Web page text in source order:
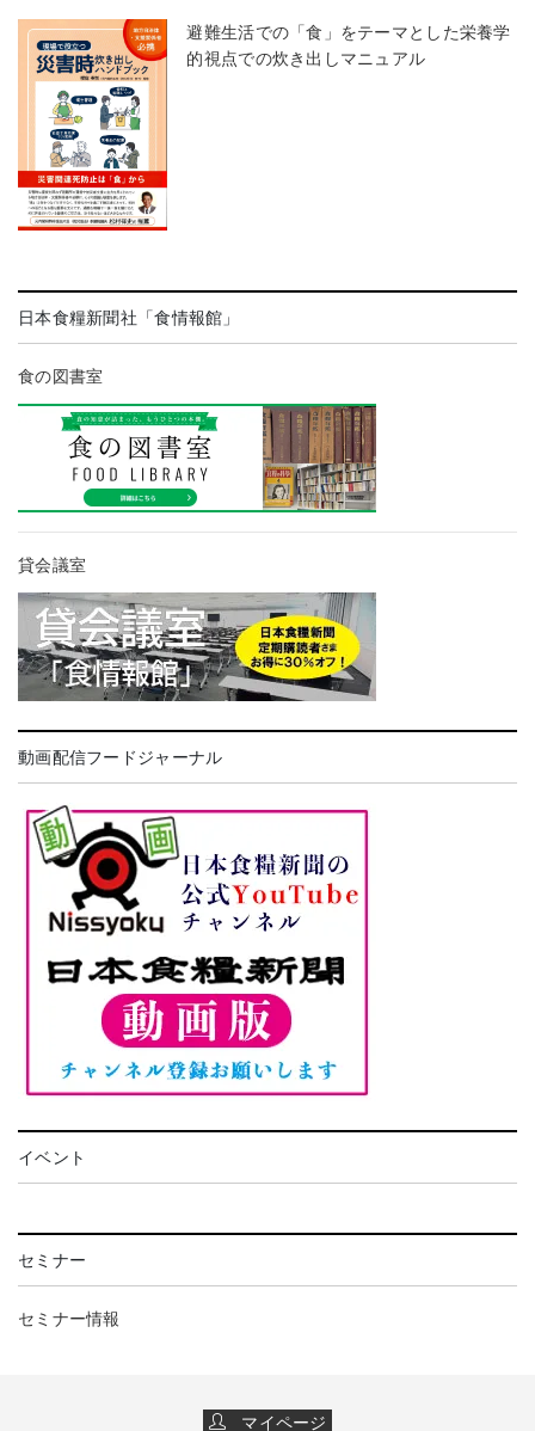
避難生活での「食」をテーマとした栄養学
的視点での炊き出しマニュアル
日本食糧新聞社「食情報館」
食の図書室
貸会議室
動画配信フードジャーナル
イベント
セミナー
セミナー情報
マイページ